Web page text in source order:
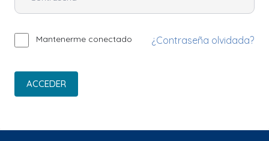
Mantenerme conectado ¿Contraseña olvidada?
ACCEDER